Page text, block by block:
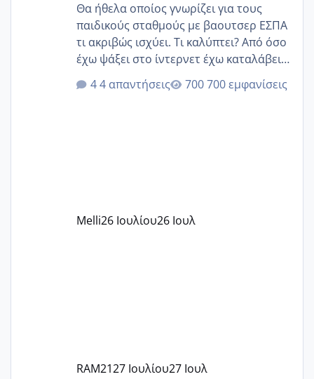
Θα ήθελα οποίος γνωρίζει για τους
παιδικούς σταθμούς με βαουτσερ ΕΣΠΑ
τι ακριβώς ισχύει. Τι καλύπτει? Από όσο
έχω ψάξει στο ίντερνετ έχω καταλάβει
ότι το βαουτσερ καλύπτει όλα τα
δίδακτρα και τα τροφεια του ιδιωτικού
Εγώ πήγα σε έναν ιδιωτικό παιδικό στ
4 απαντήσεις 700 εμφανίσεις
Melli26 Ιουλίου26 Ιουλ
RAM2127 Ιουλίου27 Ιουλ